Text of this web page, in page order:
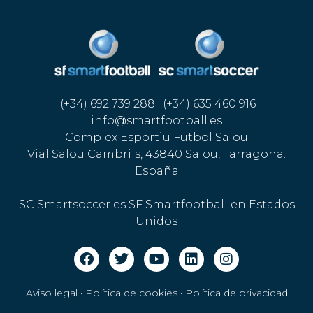
(+34) 692 739 288 · (+34) 635 460 916
info@smartfootball.es
Complex Esportiu Futbol Salou
Vial Salou Cambrils, 43840 Salou, Tarragona.
España
SC Smartsoccer es SF Smartfootball en Estados
Unidos
Aviso legal · Política de cookies· Política de privacidad